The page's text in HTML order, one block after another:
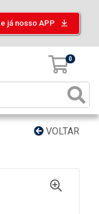
já nosso APP
0
VOLTAR